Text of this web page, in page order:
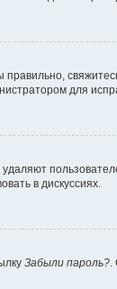
для
в дискуссиях.
Забыли пароль?